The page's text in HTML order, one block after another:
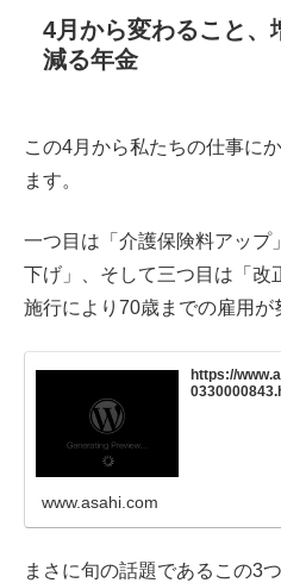
4月から変わること、
減る年金
この4月から私たちの仕事に
ます。
一つ目は「介護保険料アップ
下げ」、そして三つ目は「改
施行により70歳までの雇用が
https://
www.asahi.com
まさに旬の話題であるこの3